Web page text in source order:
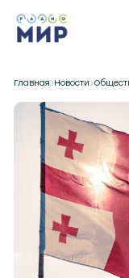
НАШИ СОБЫТИЯ
КОМАНДА
ВИДЕО
ТЕЛЕСТУДИЯ
НАШЕ
Главная Новости